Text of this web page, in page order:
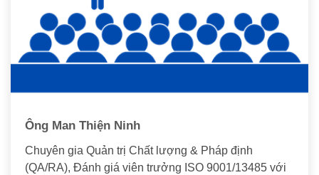
Ông Man Thiện Ninh
Chuyên gia Quản trị Chất lượng & Pháp định
(QA/RA), Đánh giá viên trưởng ISO 9001/13485 với